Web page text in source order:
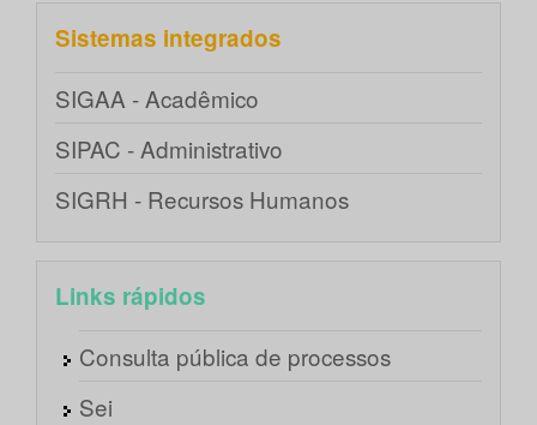
Sistemas integrados
SIGAA - Acadêmico
SIPAC - Administrativo
SIGRH - Recursos Humanos
Links rápidos
Consulta pública de processos
Sei